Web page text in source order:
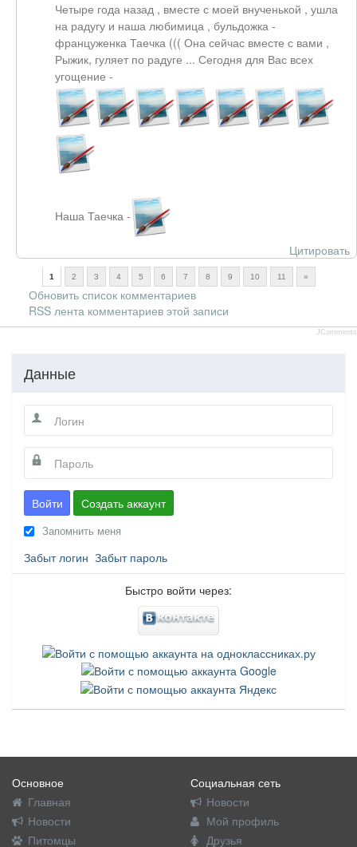
Четыре года назад , вместе с моей внученькой , ушла
на радугу и наша любимица , бульдожка -
француженка Таечка ((( Она сейчас вместе с вами ,
Рыжик, гуляет по радуге ... Сегодня для Вас всех
угощение -
Наша Таечка -
Цитировать
1 2 3 4 5 6 7 8 9 10 11 »
Обновить список комментариев
RSS лента комментариев этой записи
JComments
Данные
Войти Создать аккаунт
Запомнить меня
Забыт логин Забыт пароль
Быстро войти через:
Основное
Главная
Новости
Питомцы
Социальная сеть
Новости
Мой профиль
Друзья